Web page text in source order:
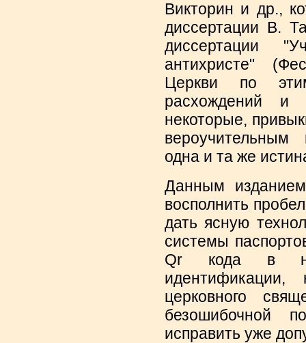
Викторин и др.,
диссертации В.
диссертации
антихристе"
Церкви по
расхождений и
некоторые,
одна и та же
Данным
восполнить
дать ясную
системы
Qr кода в
церковного
безошибочной
исправить уже